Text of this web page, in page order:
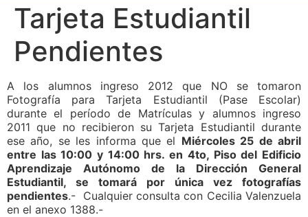
Tarjeta Estudiantil
Pendientes
A los alumnos ingreso 2012 que NO se tomaron
Fotografía para Tarjeta Estudiantil (Pase Escolar)
durante el período de Matrículas y alumnos ingreso
2011 que no recibieron su Tarjeta Estudiantil durante
ese año, se les informa que el Miércoles 25 de abril
entre las 10:00 y 14:00 hrs. en 4to, Piso del Edificio
Aprendizaje Autónomo de la Dirección General
Estudiantil, se tomará por única vez fotografías
pendientes.- Cualquier consulta con Cecilia Valenzuela
en el anexo 1388.-